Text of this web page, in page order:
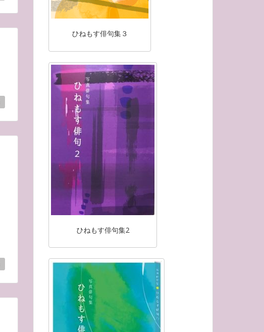
ひねもす俳句集３
ひねもす俳句集2